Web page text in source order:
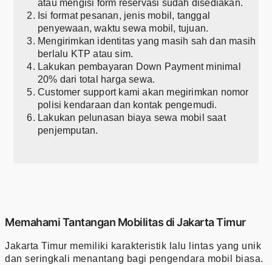
atau mengisi form reservasi sudah disediakan.
Isi format pesanan, jenis mobil, tanggal
penyewaan, waktu sewa mobil, tujuan.
Mengirimkan identitas yang masih sah dan masih
berlalu KTP atau sim.
Lakukan pembayaran Down Payment minimal
20% dari total harga sewa.
Customer support kami akan megirimkan nomor
polisi kendaraan dan kontak pengemudi.
Lakukan pelunasan biaya sewa mobil saat
penjemputan.
Memahami Tantangan Mobilitas di Jakarta Timur
Jakarta Timur memiliki karakteristik lalu lintas yang unik
dan seringkali menantang bagi pengendara mobil biasa.